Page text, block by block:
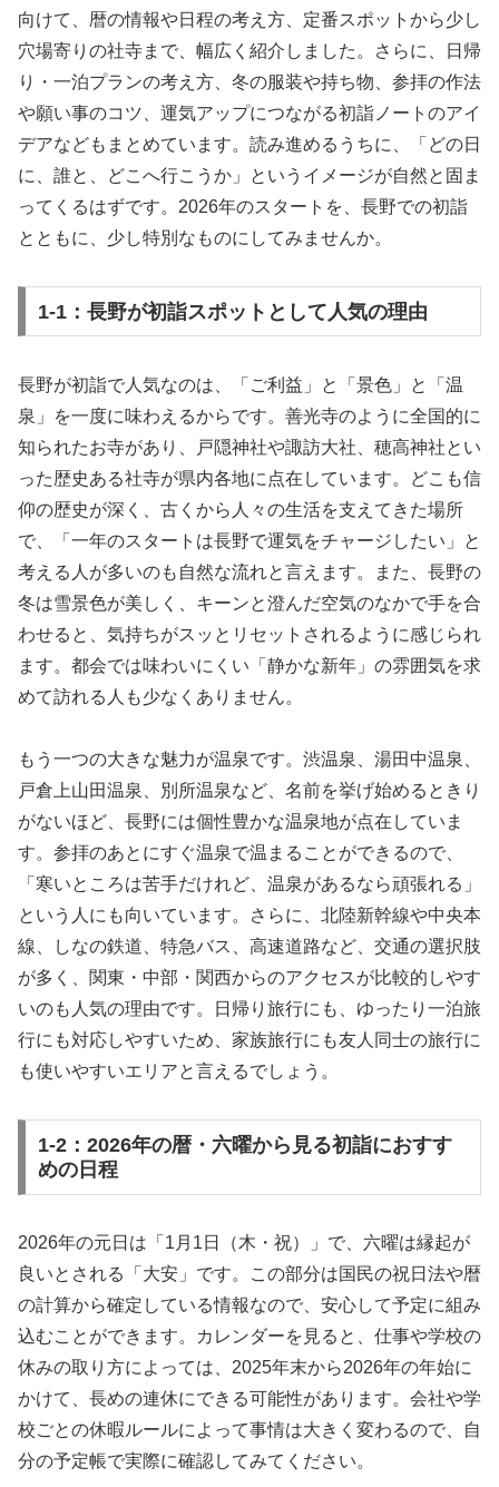
向けて、暦の情報や日程の考え方、定番スポットから少し
穴場寄りの社寺まで、幅広く紹介しました。さらに、日帰
り・一泊プランの考え方、冬の服装や持ち物、参拝の作法
や願い事のコツ、運気アップにつながる初詣ノートのアイ
デアなどもまとめています。読み進めるうちに、「どの日
に、誰と、どこへ行こうか」というイメージが自然と固ま
ってくるはずです。2026年のスタートを、長野での初詣
とともに、少し特別なものにしてみませんか。
1-1：長野が初詣スポットとして人気の理由
長野が初詣で人気なのは、「ご利益」と「景色」と「温
泉」を一度に味わえるからです。善光寺のように全国的に
知られたお寺があり、戸隠神社や諏訪大社、穂高神社とい
った歴史ある社寺が県内各地に点在しています。どこも信
仰の歴史が深く、古くから人々の生活を支えてきた場所
で、「一年のスタートは長野で運気をチャージしたい」と
考える人が多いのも自然な流れと言えます。また、長野の
冬は雪景色が美しく、キーンと澄んだ空気のなかで手を合
わせると、気持ちがスッとリセットされるように感じられ
ます。都会では味わいにくい「静かな新年」の雰囲気を求
めて訪れる人も少なくありません。
もう一つの大きな魅力が温泉です。渋温泉、湯田中温泉、
戸倉上山田温泉、別所温泉など、名前を挙げ始めるときり
がないほど、長野には個性豊かな温泉地が点在していま
す。参拝のあとにすぐ温泉で温まることができるので、
「寒いところは苦手だけれど、温泉があるなら頑張れる」
という人にも向いています。さらに、北陸新幹線や中央本
線、しなの鉄道、特急バス、高速道路など、交通の選択肢
が多く、関東・中部・関西からのアクセスが比較的しやす
いのも人気の理由です。日帰り旅行にも、ゆったり一泊旅
行にも対応しやすいため、家族旅行にも友人同士の旅行に
も使いやすいエリアと言えるでしょう。
1-2：2026年の暦・六曜から見る初詣におすす
めの日程
2026年の元日は「1月1日（木・祝）」で、六曜は縁起が
良いとされる「大安」です。この部分は国民の祝日法や暦
の計算から確定している情報なので、安心して予定に組み
込むことができます。カレンダーを見ると、仕事や学校の
休みの取り方によっては、2025年末から2026年の年始に
かけて、長めの連休にできる可能性があります。会社や学
校ごとの休暇ルールによって事情は大きく変わるので、自
分の予定帳で実際に確認してみてください。